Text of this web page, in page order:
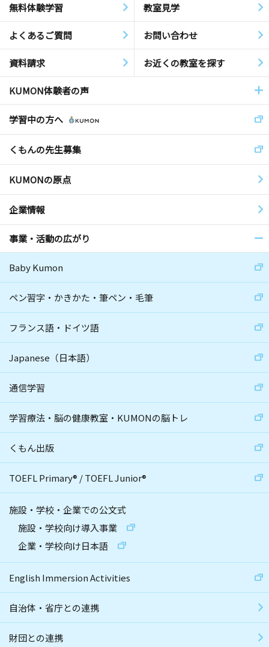
無料体験学習 教室見学
よくあるご質問 お問い合わせ
資料請求 お近くの教室を探す
KUMON体験者の声
学習中の方へ
くもんの先生募集
KUMONの原点
企業情報
事業・活動の広がり
Baby Kumon
ペン習字・かきかた・筆ペン・毛筆
フランス語・ドイツ語
Japanese（日本語）
通信学習
学習療法・脳の健康教室・KUMONの脳トレ
くもん出版
TOEFL Primary® /TOEFL Junior®
施設・学校・企業での公文式
施設・学校向け導入事業
企業・学校向け日本語
English Immersion Activities
自治体・省庁との連携
財団との連携